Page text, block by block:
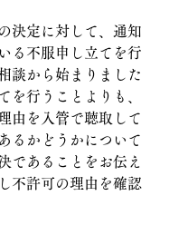
決定に対して、通知
る不服申し立てを行
談から始まりました
を行うことよりも、
由を入管で聴取して
るかどうかについて
であることをお伝え
不許可の理由を確認